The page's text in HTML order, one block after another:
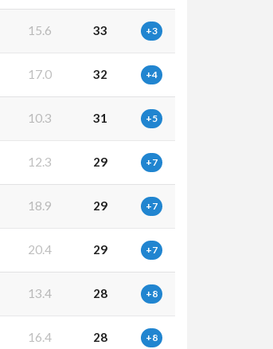
15.6 33 +3
17.0 32 +4
10.3 31 +5
12.3 29 +7
18.9 29 +7
20.4 29 +7
13.4 28 +8
16.4 28 +8